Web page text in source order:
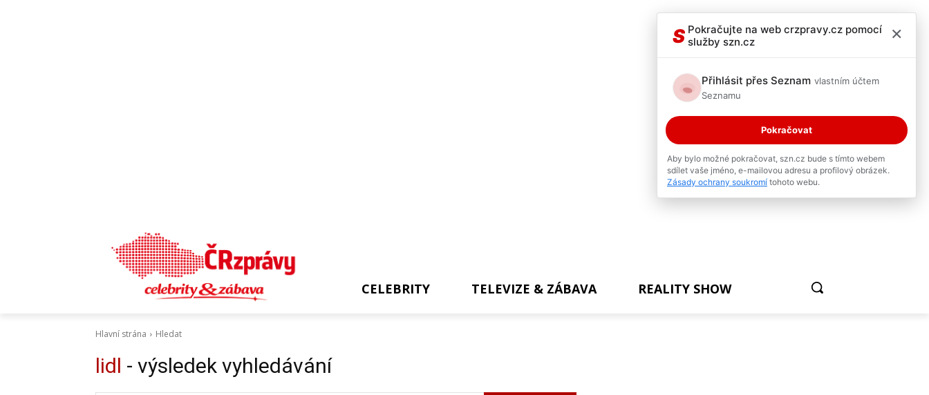
CELEBRITY TELEVIZE & ZÁBAVA REALITY SHOW
Hlavní strána Hledat
lidl - výsledek vyhledávání
S Pokračujte na web crzpravy.cz pomocí
služby szn.cz
×
Přihlásit přes Seznam vlastním účtem
Seznamu
Pokračovat
Aby bylo možné pokračovat, szn.cz bude s tímto webem
sdílet vaše jméno, e-mailovou adresu a profilový obrázek.
Zásady ochrany soukromí tohoto webu.